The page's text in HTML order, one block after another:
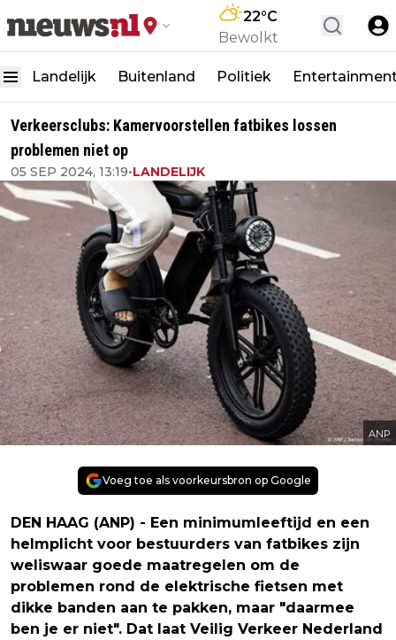
22°C
Bewolkt
Landelijk Buitenland Politiek
Verkeersclubs: Kamervoorstellen fatbikes lossen
problemen niet op
05 SEP 2024, 13:19•LANDELIJK
ANP
Voeg toe als voorkeursbron op Google
DEN HAAG (ANP) - Een minimumleeftijd en een
helmplicht voor bestuurders van fatbikes zijn
weliswaar goede maatregelen om de
problemen rond de elektrische fietsen met
dikke banden aan te pakken, maar "daarmee
ben je er niet". Dat laat Veilig Verkeer Nederland